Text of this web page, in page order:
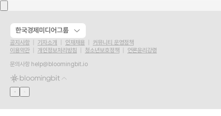
한국경제미디어그룹
공지사항 기자소개 인재채용
커뮤니티 운영정책
이용약관
개인정보처리방침 청소년보호정책
언론윤리강령
문의사항 help@bloomingbit.io